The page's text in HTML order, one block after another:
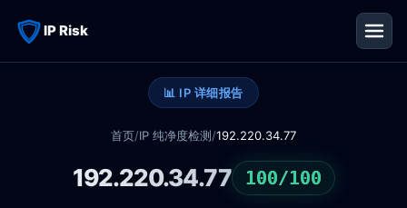
IP Risk
📊 IP 详细报告
首页/IP 纯净度检测/192.220.34.77
192.220.34.77 100/100